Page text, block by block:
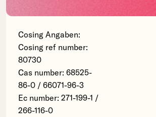
Cosing Angaben:
Cosing ref number:
80730
Cas number: 68525-
86-0 / 66071-96-3
Ec number: 271-199-1 /
266-116-0